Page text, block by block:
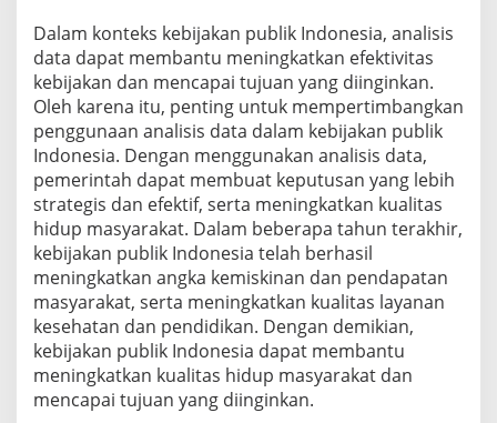
Dalam konteks kebijakan publik Indonesia, analisis
data dapat membantu meningkatkan efektivitas
kebijakan dan mencapai tujuan yang diinginkan.
Oleh karena itu, penting untuk mempertimbangkan
penggunaan analisis data dalam kebijakan publik
Indonesia. Dengan menggunakan analisis data,
pemerintah dapat membuat keputusan yang lebih
strategis dan efektif, serta meningkatkan kualitas
hidup masyarakat. Dalam beberapa tahun terakhir,
kebijakan publik Indonesia telah berhasil
meningkatkan angka kemiskinan dan pendapatan
masyarakat, serta meningkatkan kualitas layanan
kesehatan dan pendidikan. Dengan demikian,
kebijakan publik Indonesia dapat membantu
meningkatkan kualitas hidup masyarakat dan
mencapai tujuan yang diinginkan.